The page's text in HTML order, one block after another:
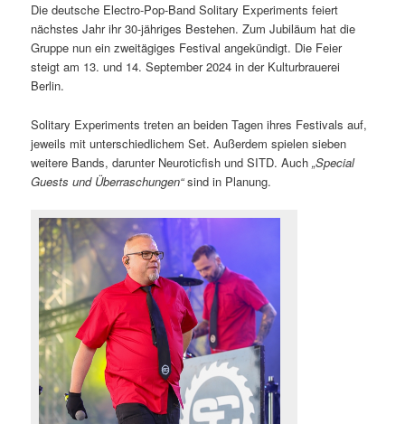
Die deutsche Electro-Pop-Band Solitary Experiments feiert
nächstes Jahr ihr 30-jähriges Bestehen. Zum Jubiläum hat die
Gruppe nun ein zweitägiges Festival angekündigt. Die Feier
steigt am 13. und 14. September 2024 in der Kulturbrauerei
Berlin.
Solitary Experiments treten an beiden Tagen ihres Festivals auf,
jeweils mit unterschiedlichem Set. Außerdem spielen sieben
weitere Bands, darunter Neuroticfish und SITD. Auch„Special
Guests und Überraschungen“sind in Planung.